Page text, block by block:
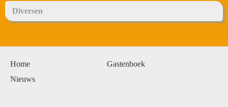
Diversen
Home
Gastenboek
Nieuws